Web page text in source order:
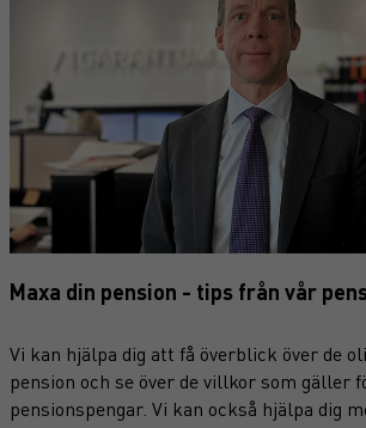
Maxa din pension - tips från vår
Vi kan hjälpa dig att få överblick över de
pension och se över de villkor som gäller
pensionspengar. Vi kan också hjälpa dig